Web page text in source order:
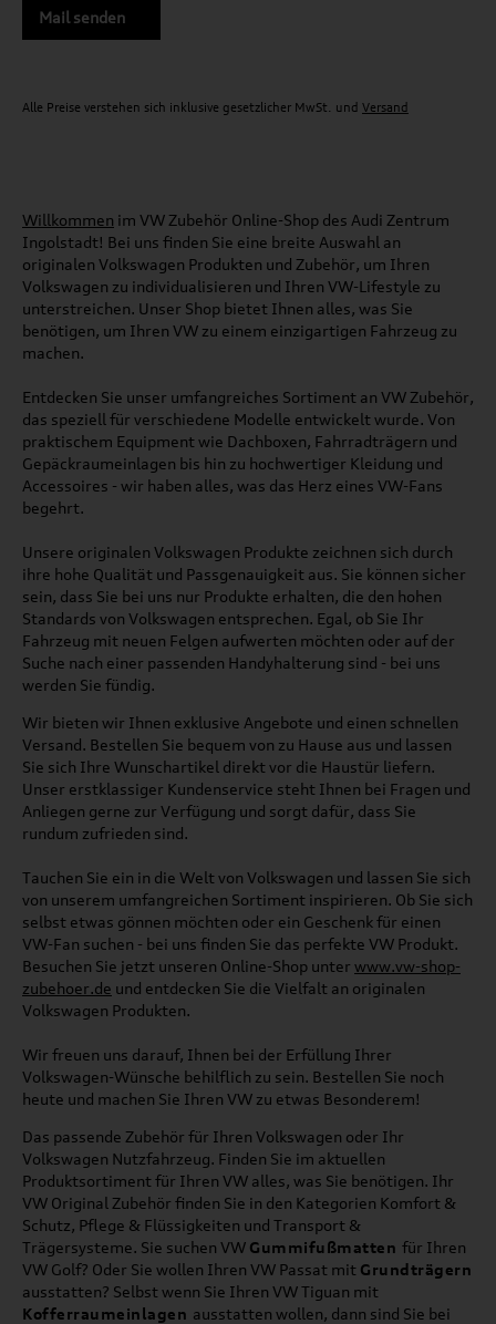
Mail senden
Alle Preise verstehen sich inklusive gesetzlicher MwSt. und Versand
Willkommen im VW Zubehör Online-Shop des Audi Zentrum
Ingolstadt! Bei uns finden Sie eine breite Auswahl an
originalen Volkswagen Produkten und Zubehör, um Ihren
Volkswagen zu individualisieren und Ihren VW-Lifestyle zu
unterstreichen. Unser Shop bietet Ihnen alles, was Sie
benötigen, um Ihren VW zu einem einzigartigen Fahrzeug zu
machen.
Entdecken Sie unser umfangreiches Sortiment an VW Zubehör,
das speziell für verschiedene Modelle entwickelt wurde. Von
praktischem Equipment wie Dachboxen, Fahrradträgern und
Gepäckraumeinlagen bis hin zu hochwertiger Kleidung und
Accessoires - wir haben alles, was das Herz eines VW-Fans
begehrt.
Unsere originalen Volkswagen Produkte zeichnen sich durch
ihre hohe Qualität und Passgenauigkeit aus. Sie können sicher
sein, dass Sie bei uns nur Produkte erhalten, die den hohen
Standards von Volkswagen entsprechen. Egal, ob Sie Ihr
Fahrzeug mit neuen Felgen aufwerten möchten oder auf der
Suche nach einer passenden Handyhalterung sind - bei uns
werden Sie fündig.
Wir bieten wir Ihnen exklusive Angebote und einen schnellen
Versand. Bestellen Sie bequem von zu Hause aus und lassen
Sie sich Ihre Wunschartikel direkt vor die Haustür liefern.
Unser erstklassiger Kundenservice steht Ihnen bei Fragen und
Anliegen gerne zur Verfügung und sorgt dafür, dass Sie
rundum zufrieden sind.
Tauchen Sie ein in die Welt von Volkswagen und lassen Sie sich
von unserem umfangreichen Sortiment inspirieren. Ob Sie sich
selbst etwas gönnen möchten oder ein Geschenk für einen
VW-Fan suchen - bei uns finden Sie das perfekte VW Produkt.
Besuchen Sie jetzt unseren Online-Shop unter www.vw-shop-
zubehoer.de und entdecken Sie die Vielfalt an originalen
Volkswagen Produkten.
Wir freuen uns darauf, Ihnen bei der Erfüllung Ihrer
Volkswagen-Wünsche behilflich zu sein. Bestellen Sie noch
heute und machen Sie Ihren VW zu etwas Besonderem!
Das passende Zubehör für Ihren Volkswagen oder Ihr
Volkswagen Nutzfahrzeug. Finden Sie im aktuellen
Produktsortiment für Ihren VW alles, was Sie benötigen. Ihr
VW Original Zubehör finden Sie in den Kategorien Komfort &
Schutz, Pflege & Flüssigkeiten und Transport &
Trägersysteme. Sie suchen VW Gummifußmatten für Ihren
VW Golf? Oder Sie wollen Ihren VW Passat mit Grundträgern
ausstatten? Selbst wenn Sie Ihren VW Tiguan mit
Kofferraumeinlagen ausstatten wollen, dann sind Sie bei